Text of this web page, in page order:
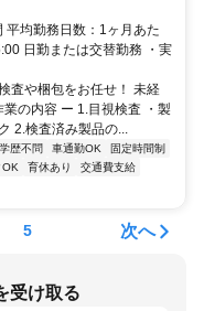
平均勤務日数：1ヶ月あた
日勤または交替勤務 ・実
査や梱包をお任せ！ 未経
の内容 ー 1.目視検査 ・製
2.検査済み製品の...
学歴不問 車通勤OK
固定時間制
OK 育休あり
交通費支給
5 次へ
受け取る